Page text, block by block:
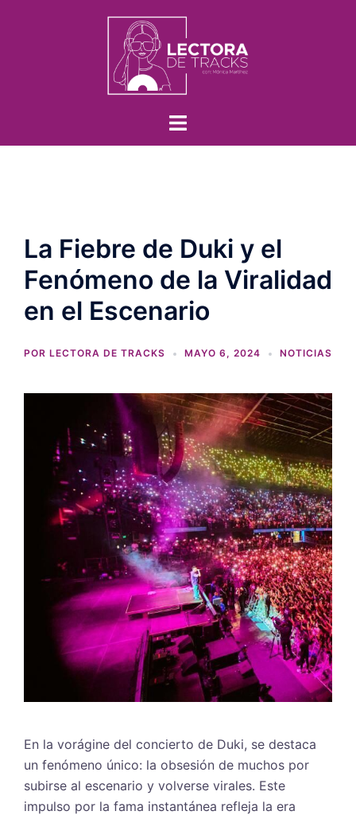
La Fiebre de Duki y el
Fenómeno de la Viralidad
en el Escenario
POR LECTORA DE TRACKS MAYO 6, 2024 NOTICIAS
En la vorágine del concierto de Duki, se destaca
un fenómeno único: la obsesión de muchos por
subirse al escenario y volverse virales. Este
impulso por la fama instantánea refleja la era